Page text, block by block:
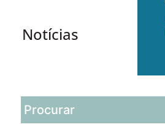
Notícias